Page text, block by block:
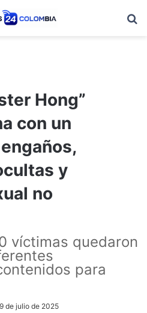
Hong”
con un
y
no
víctimas quedaron
para
de julio de 2025